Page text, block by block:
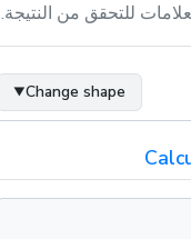
للتحقق من النتيجة.
Change shape
▼